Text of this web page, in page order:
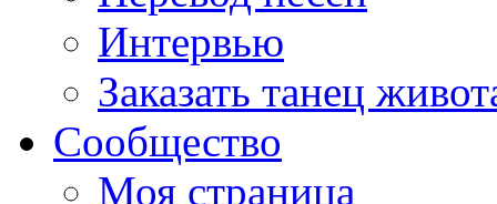
Интервью
Заказать танец
Сообщество
Моя страница